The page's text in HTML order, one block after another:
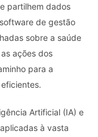
partilhem dados
de gestão
sobre a saúde
ações dos
para a
Artificial (IA) e
à vasta